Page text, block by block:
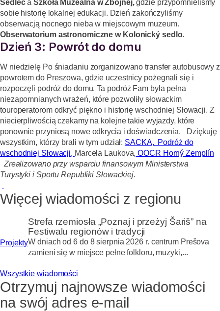
SedlecaSzkoła Muzealna w Zbójnej,gdzie przypomnieliśmy
sobie historię lokalnej edukacji. Dzień zakończyliśmy
obserwacją nocnego nieba w miejscowym muzeum.
Obserwatorium astronomiczne w Kolonický sedlo.
Dzień 3: Powrót do domu
W niedzielęPo śniadaniu zorganizowano transfer autobusowy z
powrotem do Preszowa, gdzie uczestnicy pożegnali się i
rozpoczęli podróż do domu.Ta podróż Fam była pełna
niezapomnianych wrażeń, które pozwoliły słowackim
touroperatorom odkryć piękno i historię wschodniej Słowacji. Z
niecierpliwością czekamy na kolejne takie wyjazdy, które
ponownie przyniosą nowe odkrycia i doświadczenia. Dziękuję
wszystkim, którzy brali w tym udział: SACKA, Podróż do
wschodniej Słowacji, Marcela Laukova, OOCR Horný Zemplín
Zrealizowano przy wsparciu finansowym Ministerstwa
Turystyki i Sportu Republiki Słowackiej.
Więcej wiadomości z regionu
Projekty
Strefa rzemiosła „Poznaj i przeżyj Šariš” na
Festiwalu regionów i tradycji
W dniach od 6 do 8 sierpnia 2026 r. centrum Prešova
zamieni się w miejsce pełne folkloru, muzyki,...
Wszystkie wiadomości
Otrzymuj najnowsze wiadomości
na swój adres e-mail